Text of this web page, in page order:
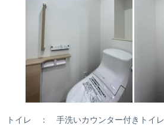
トイレ ： 手洗いカウンター付きトイレ